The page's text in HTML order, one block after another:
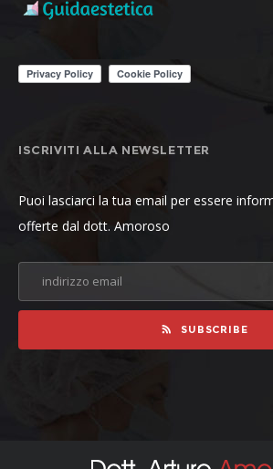
ISCRIVITI ALLA NEWSLETTER
Puoi lasciarci la tua email per essere
offerte dal dott. Amoroso
SUBSCRIBE